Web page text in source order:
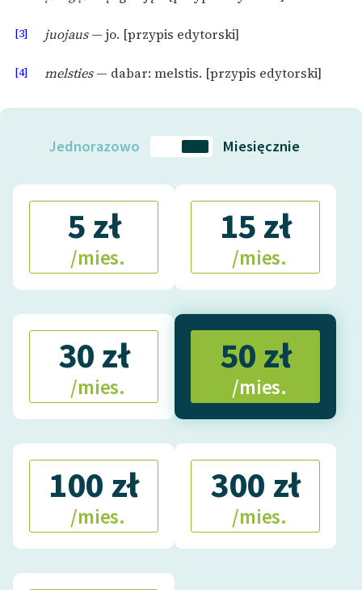
Zasady wykorzystania
Polityka prywatności
Regulamin biblioteki
Dane fundacji i
sprawozdania finansowe
Regulamin darowizn
wrażliwych
Deklaracja dostępności
[3] juojaus— jo. [przypis edytorski]
[4] melsties— dabar: melstis. [przypis edytorski]
Jednorazowo Miesięcznie
5 zł
/mies.
15 zł
/mies.
30 zł
/mies.
50 zł
/mies.
100 zł
/mies.
300 zł
/mies.